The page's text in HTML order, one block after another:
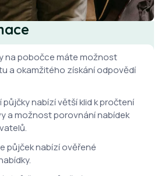
na pobočce máte možnost
a okamžitého získání odpovědí
půjčky nabízí větší klid k pročtení
a možnost porovnání nabídek
půjček nabízí ověřené